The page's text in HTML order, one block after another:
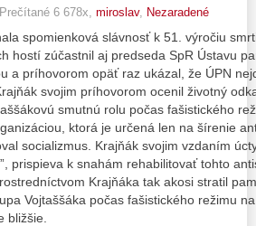
Prečítané 6 678x, miroslav, Nezaradené
spomienková slávnosť k 51. výročiu
hostí zúčastnil aj predseda SpR Ústavu
a príhovorom opäť raz ukázal, že ÚPN
svojim príhovorom ocenil životný
smutnú rolu počas fašistického
ktorá je určená len na šírenie
socializmus. Krajňák svojim vzdaním
prispieva k snahám rehabilitovať tohto
Krajňáka tak akosi stratil
Vojtaššáka počas fašistického režimu
bližšie.